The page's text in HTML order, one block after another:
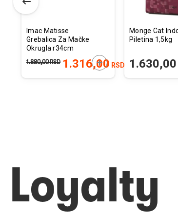
U KORPU
Imac Matisse
Grebalica Za Mačke
Okrugla r34cm
1.316,00 RSD
1.880,00RSD DODAJTE U KORPU
Monge Cat
Piletina 1,5kg
1.630,00
Loyalty